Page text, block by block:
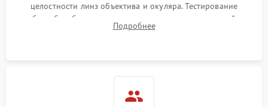
целостности линз объектива и окуляра. Тестирование
работы барабанчиков ввода поправок, кольца отстройки
параллакса и зума. Выявление сколов, внутренних
Подробнее